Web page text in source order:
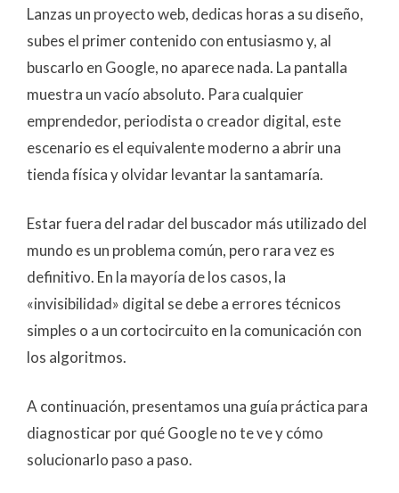
Lanzas un proyecto web, dedicas horas a su diseño,
subes el primer contenido con entusiasmo y, al
buscarlo en Google, no aparece nada. La pantalla
muestra un vacío absoluto. Para cualquier
emprendedor, periodista o creador digital, este
escenario es el equivalente moderno a abrir una
tienda física y olvidar levantar la santamaría.
Estar fuera del radar del buscador más utilizado del
mundo es un problema común, pero rara vez es
definitivo. En la mayoría de los casos, la
«invisibilidad» digital se debe a errores técnicos
simples o a un cortocircuito en la comunicación con
los algoritmos.
A continuación, presentamos una guía práctica para
diagnosticar por qué Google no te ve y cómo
solucionarlo paso a paso.